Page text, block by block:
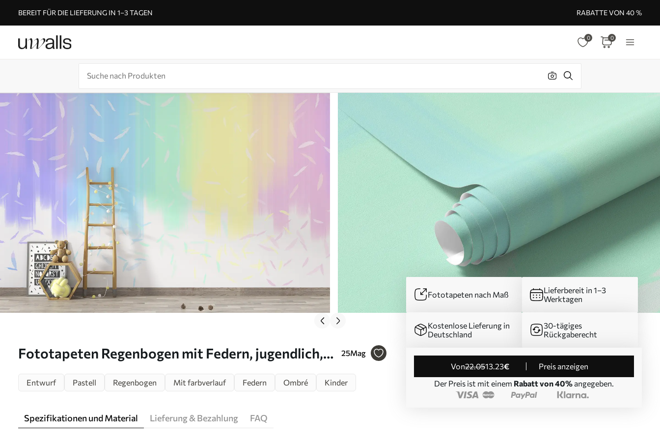
BEREIT FÜR DIE LIEFERUNG IN 1–3 TAGEN RABATTE VON 40 %
0 0
Fototapeten Regenbogen mit Federn, jugendlich,
25Mag
Fototapeten nach Maß
Lieferbereit in 1–3
Werktagen
Kostenlose Lieferung in
Deutschland
30-tägiges
Rückgaberecht
von22.0513.23€
Preis anzeigen
Der Preis ist mit einem Rabatt von 40% angegeben.
Entwurf Pastell Regenbogen Mit farbverlauf Federn Ombré Kinder
Spezifikationen und Material Lieferung & Bezahlung FAQ